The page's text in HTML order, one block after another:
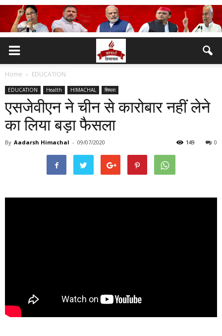
Home EDUCATION
EDUCATION Health HIMACHAL शिमला
एसजेवीएन ने चीन से कारोबार नहीं लेने
का लिया बड़ा फैसला
By Aadarsh Himachal - 09/07/2020 0
149